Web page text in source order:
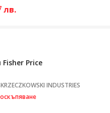
лв.
Price
INDUSTRIES